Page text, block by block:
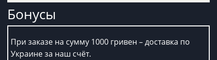
Бонусы
При заказе на сумму 1000 гривен – доставка по
Украине за наш счёт.